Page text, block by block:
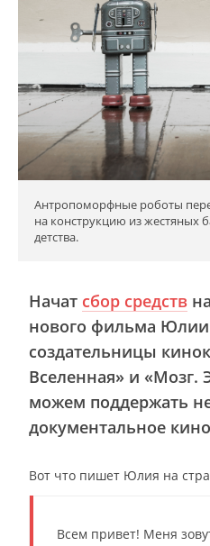
Антропоморфные роботы
на конструкцию из жестяных
детства.
Начат сбор средств
нового фильма Юлии
создательницы
Вселенная» и
можем поддержать
документальное
Вот что пишет Юлия на
Всем привет! Меня